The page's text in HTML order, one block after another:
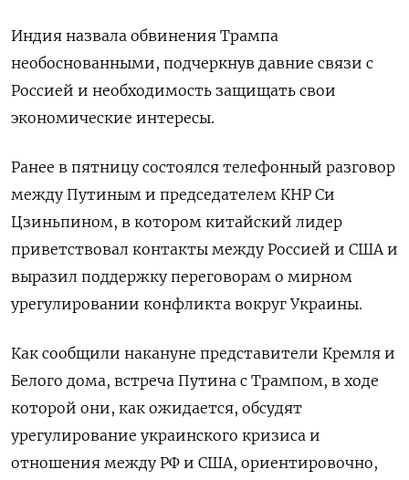
Индия назвала обвинения Трампа
необоснованными, подчеркнув давние связи с
Россией и необходимость защищать свои
экономические интересы.
Ранее в пятницу состоялся телефонный разговор
между Путиным и председателем КНР Си
Цзиньпином, в котором китайский лидер
приветствовал контакты между Россией и США и
выразил поддержку переговорам о мирном
урегулировании конфликта вокруг Украины.
Как сообщили накануне представители Кремля и
Белого дома, встреча Путина с Трампом, в ходе
которой они, как ожидается, обсудят
урегулирование украинского кризиса и
отношения между РФ и США, ориентировочно,